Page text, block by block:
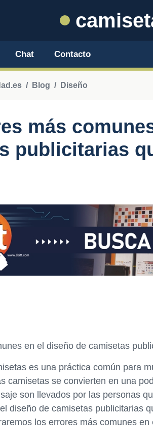
Chat Contacto
Blog Diseño
más
publicitarias
en el diseño de camisetas
es una práctica común para
camisetas se convierten en una
son llevados por las personas
diseño de camisetas publicitarias
los errores más comunes